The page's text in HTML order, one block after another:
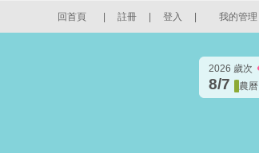
回首頁 註冊 登入 我的管理
2026 歲次
8/7 農曆